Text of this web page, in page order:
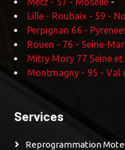
Lille - Roubaix - 59 -
Perpignan 66 -
Rouen - 76 - Seine-
Mitry Mory 77 Seine et
Montmagny - 95 - Val
Services
Reprogrammation